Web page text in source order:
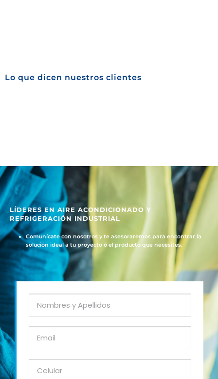
Lo que dicen nuestros clientes
LÍDERES EN AIRE ACONDICIONADO Y
REFRIGERACIÓN INDUSTRIAL
Comunícate con nosotros y te asesoraremos para encontrar la
solución ideal a tu proyecto ó el producto que necesites.